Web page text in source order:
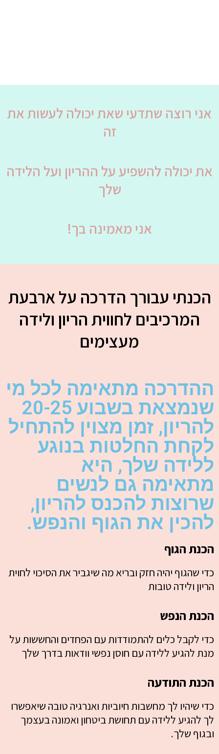
אני רוצה שתדעי שאת יכולה לעשות את
זה
את יכולה להשפיע על ההריון ועל הלידה
שלך
אני מאמינה בך!
הכנתי עבורך הדרכה על ארבעת
המרכיבים לחווית הריון ולידה
מעצימים
ההדרכה מתאימה לכל מי
שנמצאת בשבוע 20-25
להריון, זמן מצוין להתחיל
לקחת החלטות בנוגע
ללידה שלך, היא
מתאימה גם לנשים
שרוצות להכנס להריון,
להכין את הגוף והנפש.
הכנת הגוף
כדי שהגוף יהיה חזק ובריאמה שיגביר את הסיכוי לחוית
הריון ולידה טובות
הכנת הנפש
כדי לקבל כלים להתמודדות עם הפחדים והחששותעל
מנת להגיע ללידה עם חוסן נפשי וודאות בדרך שלך
הכנת התודעה
כדי שיהיו לך מחשבות חיוביות ואנרגיה טובה שיאפשרו
לך להגיע ללידה עם תחושת ביטחון ואמונה בעצמך
ובגוף שלך.